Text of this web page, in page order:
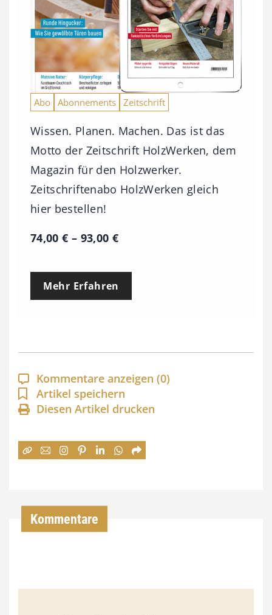
Abo Abonnements Zeitschrift
Wissen. Planen. Machen. Das ist das
Motto der Zeitschrift HolzWerken, dem
Magazin für den Holzwerker.
Zeitschriftenabo HolzWerken gleich
hier bestellen!
74,00€ – 93,00 €P
e
p
a
n
n
:
€
Mehr Erfahren
Kommentare anzeigen (0)
Artikel speichern
Diesen Artikel drucken
Kommentare